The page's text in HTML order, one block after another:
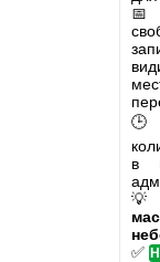
📅
🕒
в
✅